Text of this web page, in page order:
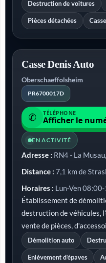
Destruction de voitures
Pièces détachées
Casse Denis Auto
Oberschaeffolsheim
PR6700017D
✆ TÉLÉPHONE
Afficher le
EN ACTIVITÉ
Adresse : RN4 - La
Distance : 7,1 km de
Horaires : Lun-Ven
Établissement de
destruction de véhicules,
vente de pièces,
Démolition auto
Enlèvement d'épaves